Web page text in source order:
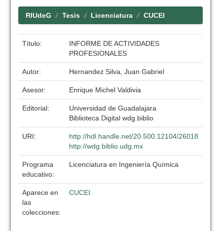
RIUdeG Tesis Licenciatura CUCEI
Título:
INFORME DE ACTIVIDADES
PROFESIONALES
Autor: Hernandez Silva, Juan Gabriel
Asesor: Enrique Michel Valdivia
Editorial:
Universidad de Guadalajara
Biblioteca Digital wdg.biblio
URI:
http://hdl.handle.net/20.500.12104/26018
http://wdg.biblio.udg.mx
Programa
educativo:
Licenciatura en Ingeniería Química
Aparece en
las
colecciones:
CUCEI